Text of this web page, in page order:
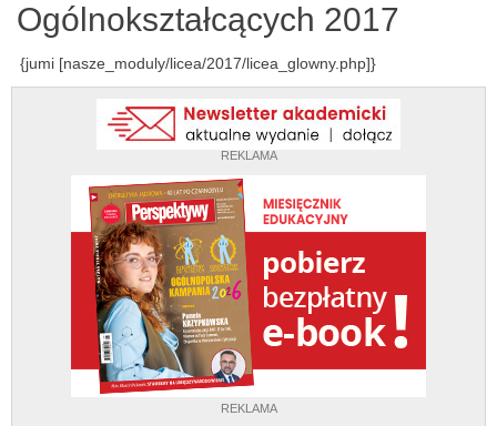
REKLAMA
REKLAMA
Ogólnokształcących 2017
{jumi [nasze_moduly/licea/2017/licea_glowny.php]}